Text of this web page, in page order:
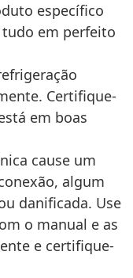
específico
tudo em perfeito
Certifique-
em boas
cause um
algum
danificada. Use
o manual e as
e certifique-